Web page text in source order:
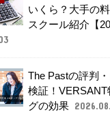
いくら？大手の
スクール紹介【
The Pastの評判
検証！VERSANT
グの効果